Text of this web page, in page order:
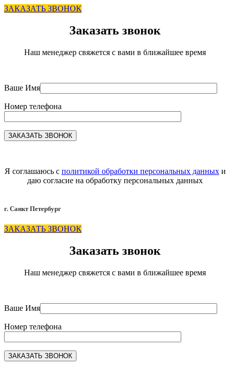
ЗАКАЗАТЬ ЗВОНОК
Заказать звонок
Наш менеджер свяжется с вами в ближайшее время
Ваше Имя
Номер телефона
Я соглашаюсь с политикой обработки персональных данныхи
даю согласие на обработку персональных данных
г. Санкт Петербург
ЗАКАЗАТЬ ЗВОНОК
Заказать звонок
Наш менеджер свяжется с вами в ближайшее время
Ваше Имя
Номер телефона